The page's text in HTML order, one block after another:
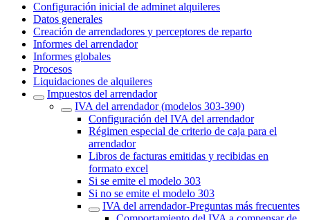
Configuración inicial de adminet alquileres
Datos generales
Creación de arrendadores y perceptores de reparto
Informes del arrendador
Informes globales
Procesos
Liquidaciones de alquileres
Impuestos del arrendador
IVA del arrendador (modelos 303-390)
Configuración del IVA del arrendador
Régimen especial de criterio de caja para el
arrendador
Libros de facturas emitidas y recibidas en
formato excel
Si se emite el modelo 303
Si no se emite el modelo 303
‎IVA del arrendador‎-Preguntas más frecuentes‎